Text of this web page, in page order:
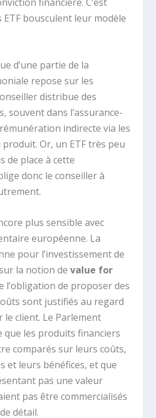
ETF bousculent leur modèle
d’une partie de la
repose sur les
distribue des
souvent dans l’assurance-
indirecte via les
Or, un ETF très peu
de place à cette
donc le conseiller à
plus sensible avec
européenne. La
pour l’investissement de
la notion devalue for
l’obligation de proposer des
sont justifiés au regard
client. Le Parlement
les produits financiers
comparés sur leurs coûts,
et leurs bénéfices, et que
pas une valeur
pas être commercialisés
détail.